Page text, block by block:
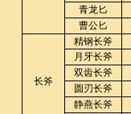
青龙匕
曹公匕
长斧
精钢长斧
月牙长斧
双齿长斧
圆刃长斧
静燕长斧